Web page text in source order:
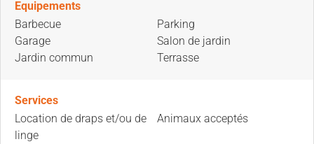
Equipements
Barbecue
Garage
Jardin commun
Parking
Salon de jardin
Terrasse
Services
Location de draps et/ou de
linge
Animaux acceptés